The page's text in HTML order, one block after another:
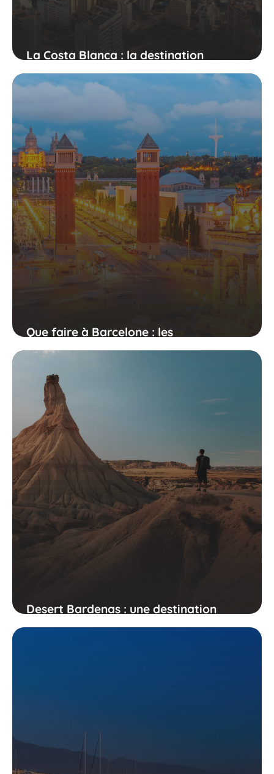
La Costa Blanca : la destination
parfaite pour des vacances en Espagne
Que faire à Barcelone : les
incontournables à découvrir
Desert Bardenas : une destination
unique en Europe à découvrir